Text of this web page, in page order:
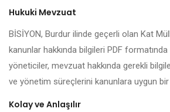
Hukuki Mevzuat
BİSİYON, Burdur ilinde geçerli olan Kat
kanunlar hakkında bilgileri PDF
yöneticiler, mevzuat hakkında gerekli
ve yönetim süreçlerini kanunlara uygun
Kolay ve Anlaşılır